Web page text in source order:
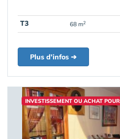
T3 68 m2
Plus d'infos ➔
INVESTISSEMENT OU ACHAT